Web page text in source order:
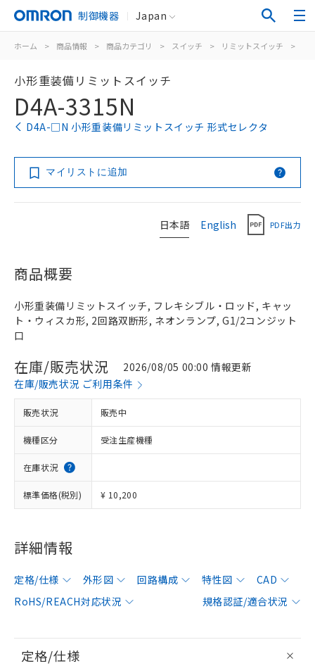
制御機器 Japan
ホーム > 商品情報 > 商品カテゴリ > スイッチ > リミットスイッチ >
小形重装備リミットスイッチ
D4A-3315N
D4A-□N 小形重装備リミットスイッチ 形式セレクタ
マイリストに追加
日本語 English PDF出力
商品概要
小形重装備リミットスイッチ, フレキシブル・ロッド, キャッ
ト・ウィスカ形, 2回路双断形, ネオンランプ, G1/2コンジット
口
在庫/販売状況
2026/08/05 00:00 情報更新
在庫/販売状況 ご利用条件
販売状況 販売中
機種区分 受注生産機種
在庫状況
標準価格(税別) ¥ 10,200
詳細情報
定格/仕様 外形図 回路構成 特性図
CAD
RoHS/REACH対応状況
規格認証/適合状況
定格/仕様